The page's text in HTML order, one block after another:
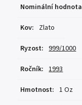
Nominální hodnota
Kov: Zlato
Ryzost: 999/1000
Ročník: 1993
Hmotnost: 1 Oz